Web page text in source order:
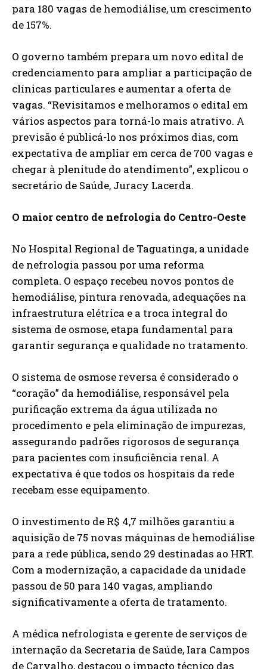
para 180 vagas de hemodiálise, um crescimento
de 157%.
O governo também prepara um novo edital de
credenciamento para ampliar a participação de
clínicas particulares e aumentar a oferta de
vagas. “Revisitamos e melhoramos o edital em
vários aspectos para torná-lo mais atrativo. A
previsão é publicá-lo nos próximos dias, com
expectativa de ampliar em cerca de 700 vagas e
chegar à plenitude do atendimento”, explicou o
secretário de Saúde, Juracy Lacerda.
O maior centro de nefrologia do Centro-Oeste
No Hospital Regional de Taguatinga, a unidade
de nefrologia passou por uma reforma
completa. O espaço recebeu novos pontos de
hemodiálise, pintura renovada, adequações na
infraestrutura elétrica e a troca integral do
sistema de osmose, etapa fundamental para
garantir segurança e qualidade no tratamento.
O sistema de osmose reversa é considerado o
“coração” da hemodiálise, responsável pela
purificação extrema da água utilizada no
procedimento e pela eliminação de impurezas,
assegurando padrões rigorosos de segurança
para pacientes com insuficiência renal. A
expectativa é que todos os hospitais da rede
recebam esse equipamento.
O investimento de R$ 4,7 milhões garantiu a
aquisição de 75 novas máquinas de hemodiálise
para a rede pública, sendo 29 destinadas ao HRT.
Com a modernização, a capacidade da unidade
passou de 50 para 140 vagas, ampliando
significativamente a oferta de tratamento.
A médica nefrologista e gerente de serviços de
internação da Secretaria de Saúde, Iara Campos
de Carvalho, destacou o impacto técnico das